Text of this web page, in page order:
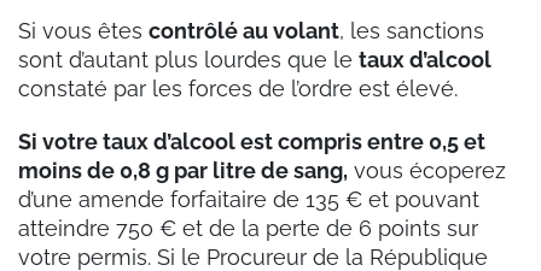
Si vous êtes contrôlé au volant, les sanctions
sont d’autant plus lourdes que le taux d’alcool
constaté par les forces de l’ordre est élevé.
Si votre taux d’alcool est compris entre 0,5 et
moins de 0,8 g par litre de sang, vous écoperez
d’une amende forfaitaire de 135 € et pouvant
atteindre 750 € et de la perte de 6 points sur
votre permis. Si le Procureur de la République